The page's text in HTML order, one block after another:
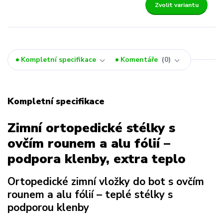
Zvolit variantu
Kompletní specifikace Komentáře 0
Kompletní specifikace
Zimní ortopedické stélky s
ovčím rounem a alu fólií –
podpora klenby, extra teplo
Ortopedické zimní vložky do bot s ovčím
rounem a alu fólií – teplé stélky s
podporou klenby